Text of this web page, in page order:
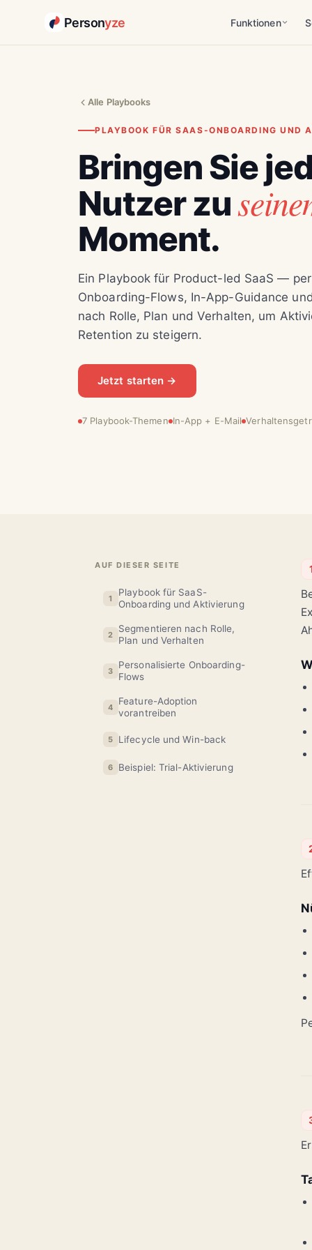
Personyze Funktionen
Alle Playbooks
PLAYBOOK FÜR SAAS-ONBOARDING UND
Bringen Sie
Nutzer zu
Moment.
Ein Playbook für Product-led SaaS —
Onboarding-Flows, In-App-Guidance
nach Rolle, Plan und Verhalten, um
Retention zu steigern.
Jetzt starten →
7 Playbook-Themen In-App + E-Mail
AUF DIESER SEITE
1
Playbook für SaaS-
Onboarding und Aktivierung
2
Segmentieren nach Rolle,
Plan und Verhalten
3
Personalisierte Onboarding-
Flows
4
Feature-Adoption
vorantreiben
5 Lifecycle und Win-back
6 Beispiel: Trial-Aktivierung